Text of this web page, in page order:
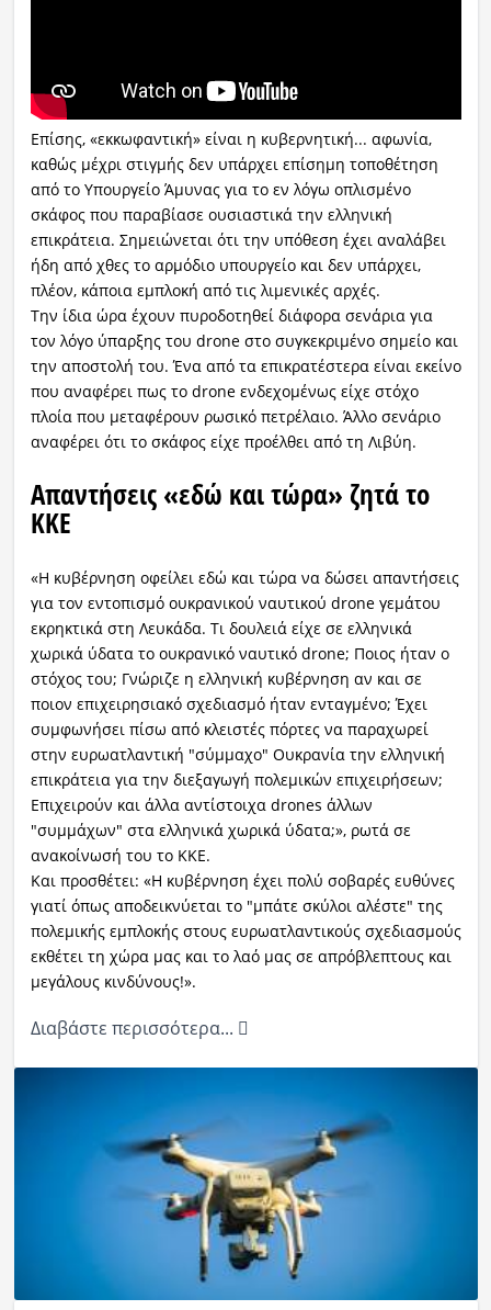
Επίσης, «εκκωφαντική» είναι η κυβερνητική... αφωνία,
καθώς μέχρι στιγμής δεν υπάρχει επίσημη τοποθέτηση
από το Υπουργείο Άμυνας για το εν λόγω οπλισμένο
σκάφος που παραβίασε ουσιαστικά την ελληνική
επικράτεια. Σημειώνεται ότι την υπόθεση έχει αναλάβει
ήδη από χθες το αρμόδιο υπουργείο και δεν υπάρχει,
πλέον, κάποια εμπλοκή από τις λιμενικές αρχές.
Την ίδια ώρα έχουν πυροδοτηθεί διάφορα σενάρια για
τον λόγο ύπαρξης του drone στο συγκεκριμένο σημείο και
την αποστολή του. Ένα από τα επικρατέστερα είναι εκείνο
που αναφέρει πως το drone ενδεχομένως είχε στόχο
πλοία που μεταφέρουν ρωσικό πετρέλαιο. Άλλο σενάριο
αναφέρει ότι το σκάφος είχε προέλθει από τη Λιβύη.
Απαντήσεις «εδώ και τώρα» ζητά το
ΚΚΕ
«Η κυβέρνηση οφείλει εδώ και τώρα να δώσει απαντήσεις
για τον εντοπισμό ουκρανικού ναυτικού drone γεμάτου
εκρηκτικά στη Λευκάδα. Τι δουλειά είχε σε ελληνικά
χωρικά ύδατα το ουκρανικό ναυτικό drone; Ποιος ήταν ο
στόχος του; Γνώριζε η ελληνική κυβέρνηση αν και σε
ποιον επιχειρησιακό σχεδιασμό ήταν ενταγμένο; Έχει
συμφωνήσει πίσω από κλειστές πόρτες να παραχωρεί
στην ευρωατλαντική "σύμμαχο" Ουκρανία την ελληνική
επικράτεια για την διεξαγωγή πολεμικών επιχειρήσεων;
Επιχειρούν και άλλα αντίστοιχα drones άλλων
"συμμάχων" στα ελληνικά χωρικά ύδατα;», ρωτά σε
ανακοίνωσή του το ΚΚΕ.
Και προσθέτει: «Η κυβέρνηση έχει πολύ σοβαρές ευθύνες
γιατί όπως αποδεικνύεται το "μπάτε σκύλοι αλέστε" της
πολεμικής εμπλοκής στους ευρωατλαντικούς σχεδιασμούς
εκθέτει τη χώρα μας και το λαό μας σε απρόβλεπτους και
μεγάλους κινδύνους!».
Διαβάστε περισσότερα...